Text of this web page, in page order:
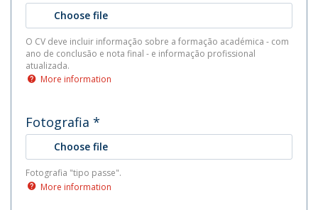
Choose file
O CV deve incluir informação sobre a formação académica - com
ano de conclusão e nota final - e informação profissional
atualizada.
More information
Fotografia *
Choose file
Fotografia "tipo passe".
More information